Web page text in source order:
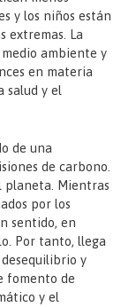
y los niños están
extremas. La
ambiente y
en materia
salud y el
de una
de carbono.
planeta. Mientras
por los
sentido, en
Por tanto, llega
y
fomento de
y el